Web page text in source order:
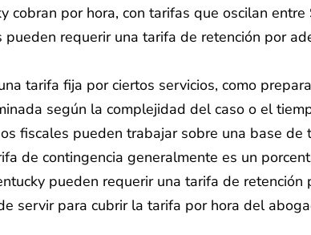
cobran por hora, con tarifas que oscilan
requerir una tarifa de retención por
tarifa fija por ciertos servicios, como
según la complejidad del caso o el
fiscales pueden trabajar sobre una base
de contingencia generalmente es un
pueden requerir una tarifa de
servir para cubrir la tarifa por hora del